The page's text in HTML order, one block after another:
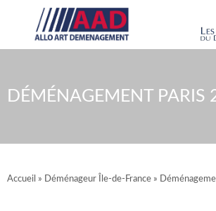
contenu
DÉMÉNAGEMENT PARIS
Accueil » Déménageur Île-de-France »